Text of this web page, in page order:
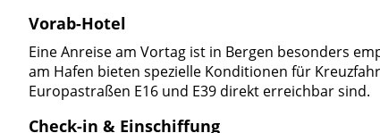
Vorab-Hotel
Eine Anreise am Vortag ist in Bergen besonders
am Hafen bieten spezielle Konditionen für
Europastraßen E16 und E39 direkt erreichbar sind.
Check-in & Einschiffung